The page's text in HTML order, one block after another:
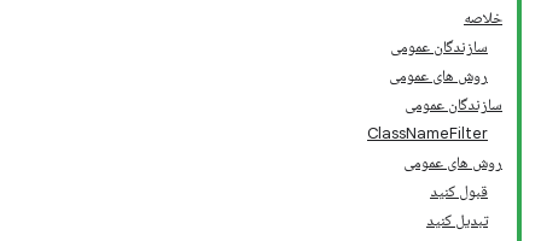
خلاصه
سازندگان عمومی
روش های عمومی
سازندگان عمومی
ClassNameFilter
روش های عمومی
قبول کنید
تبدیل کنید